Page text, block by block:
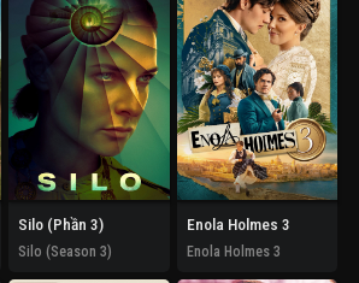
Silo (Phần 3)
Silo (Season 3)
Enola Holmes 3
Enola Holmes 3